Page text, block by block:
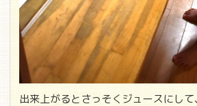
出来上がるとさっそくジュースにし